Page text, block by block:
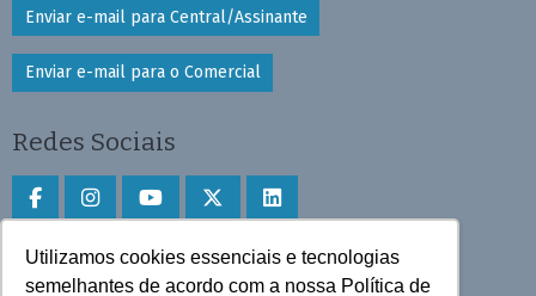
Utilizamos cookies essenciais e tecnologias
semelhantes de acordo com a nossa Política de
Enviar e-mail para Central/Assinante
Enviar e-mail para o Comercial
Redes Sociais
Faça download do aplicativo